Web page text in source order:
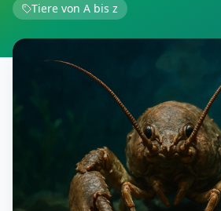
Tiere von A bis z